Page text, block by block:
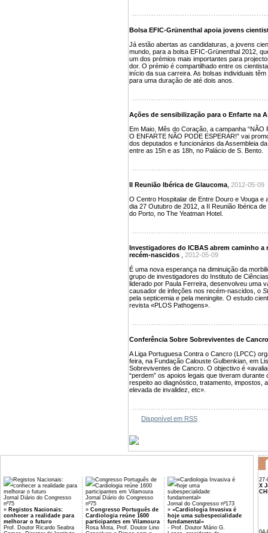
Bolsa EFIC-Grünenthal apoia jovens
Já estão abertas as candidaturas, a jovens
mundo, para a bolsa EFIC-Grünenthal 2012,
um dos prémios mais importantes para
dor. O prémio é compartilhado entre os
início da sua carreira. As bolsas individuais
para uma duração de até dois anos.
Ações de sensibilização para o Enfarte na
Em Maio, Mês do Coração, a campanha “NÃO
O ENFARTE NÃO PODE ESPERAR!” vai
dos deputados e funcionários da Assembleia
entre as 15h e as 18h, no Palácio de S. Bento.
II Reunião Ibérica de Glaucoma 2012-05-09
O Centro Hospitalar de Entre Douro e Vouga e
dia 27 Outubro de 2012, a II Reunião Ibérica
do Porto, no The Yeatman Hotel.
Investigadores do ICBAS abrem caminho
recém-nascidos
2012-05-09
É uma nova esperança na diminuição da
grupo de investigadores do Instituto de
liderado por Paula Ferreira, desenvolveu uma
causador de infeções nos recém-nascidos, o
pela septicemia e pela meningite. O estudo
revista «PLOS Pathogens».
Conferência Sobre Sobreviventes de Cancro
A Liga Portuguesa Contra o Cancro (LPCC)
feira, na Fundação Calouste Gulbenkian, em
Sobreviventes de Cancro. O objectivo é
“perdem” os apoios legais que tiveram
respeito ao diagnóstico, tratamento, impostos,
elevada de invalidez, etc».
Disponível em RSS
Jornal Diário do Congresso
nº75
» Registos Nacionais:
conhecer a realidade para
melhorar o futuro
Prof. Doutor Ricardo Seabra
Jornal Diário do Congresso
nº75
» Congresso Português de
Cardiologia reúne 1600
participantes em Vilamoura
Rosa Mota, Prof. Doutor Lino
Jornal do Congresso nº173
» «Cardiologia Invasiva é
hoje uma subespecialidade
fundamental»
- Prof. Doutor Mário G.
27-
X
04-